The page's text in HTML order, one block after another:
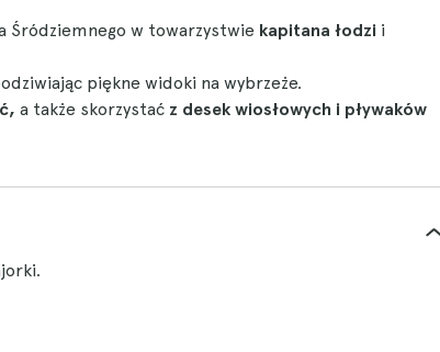
Śródziemnego w towarzystwie kapitana łodzi i
piękne widoki na wybrzeże.
a także skorzystać z desek wiosłowych i pływaków